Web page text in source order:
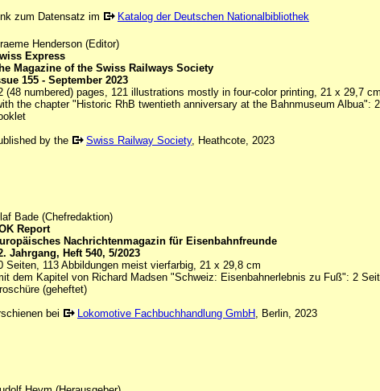
zum Datensatz im
Katalog der Deutschen Nationalbibliothek
Henderson (Editor)
Express
Magazine of the Swiss Railways Society
155 - September 2023
(48 numbered) pages, 121 illustrations mostly in four-color printing, 21 x 29,7 cm
the chapter "Historic RhB twentieth anniversary at the Bahnmuseum Albua":
by the
Swiss Railway Society, Heathcote, 2023
Bade (Chefredaktion)
Report
Nachrichtenmagazin für Eisenbahnfreunde
Jahrgang, Heft 540, 5/2023
Seiten, 113 Abbildungen meist vierfarbig, 21 x 29,8 cm
dem Kapitel von Richard Madsen "Schweiz: Eisenbahnerlebnis zu Fuß": 2
(geheftet)
bei
Lokomotive Fachbuchhandlung GmbH, Berlin, 2023